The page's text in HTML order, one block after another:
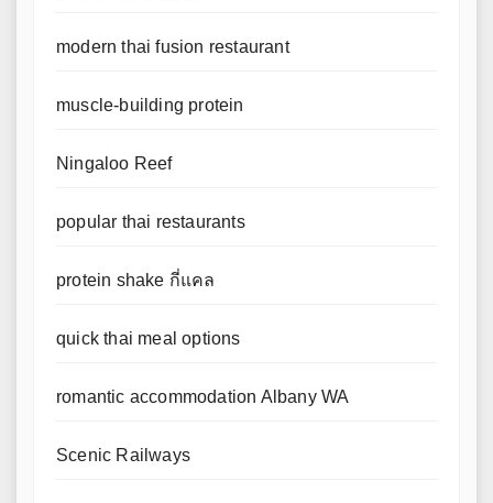
modern thai fusion restaurant
muscle-building protein
Ningaloo Reef
popular thai restaurants
protein shake กี่แคล
quick thai meal options
romantic accommodation Albany WA
Scenic Railways